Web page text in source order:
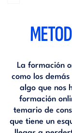
La formación
como los
algo que nos
formación
temario de
que tiene un